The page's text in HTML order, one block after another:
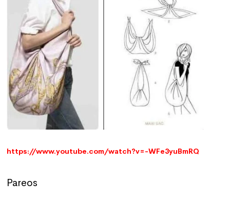
https://www.youtube.com/watch?v=-WFe3yuBmRQ
Pareos